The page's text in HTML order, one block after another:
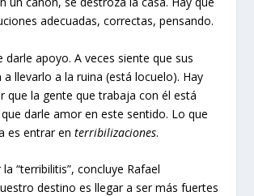
adecuadas, correctas, pensando.
darle apoyo. A veces siente que sus
a llevarlo a la ruina (está locuelo). Hay
que la gente que trabaja con él está
darle amor en este sentido. Lo que
es entrar enterribilizaciones.
“terribilitis”, concluye Rafael
destino es llegar a ser más fuertes